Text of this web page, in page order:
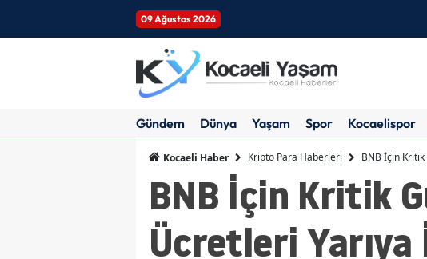
09 Ağustos 2026
Gündem Dünya Yaşam Spor Kocaelispor
Kocaeli Haber Kripto Para Haberleri BNB İçin
BNB İçin Kritik
Ücretleri Yarıya